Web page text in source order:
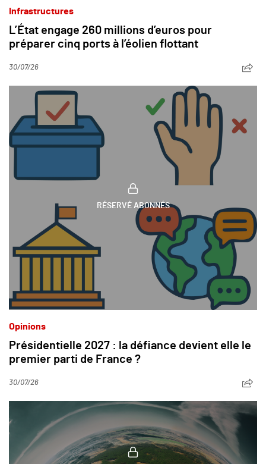
Infrastructures
L’État engage 260 millions d’euros pour
préparer cinq ports à l’éolien flottant
30/07/26
RÉSERVÉ ABONNÉS
Opinions
Présidentielle 2027 : la défiance devient elle le
premier parti de France ?
30/07/26